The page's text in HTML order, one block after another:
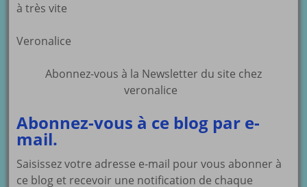
à très vite
Veronalice
Abonnez-vous à la Newsletter du site chez
veronalice
Abonnez-vous à ce blog par e-
mail.
Saisissez votre adresse e-mail pour vous abonner à
ce blog et recevoir une notification de chaque